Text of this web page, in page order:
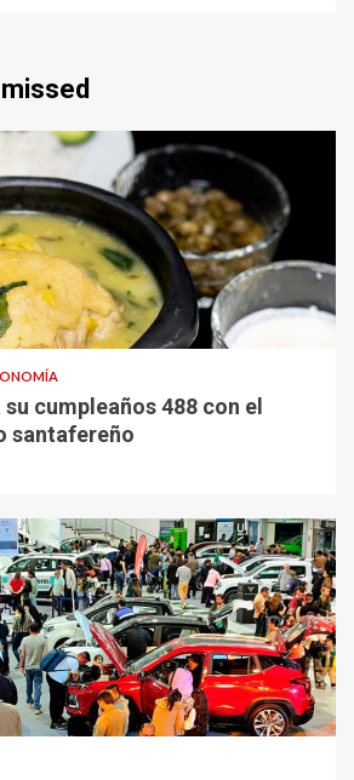
cumpleaños 488 con el
santafereño